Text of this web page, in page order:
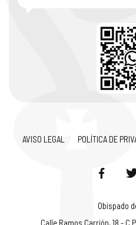
AVISO LEGAL POLÍTICA DE
Obispado
Calle Ramos Carrión, 18 -